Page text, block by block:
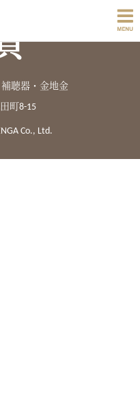
聴器・金地金
町8-15
Co., Ltd.